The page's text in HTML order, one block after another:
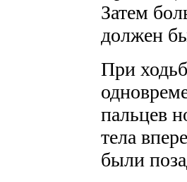
Затем
должен
При
пальцев
тела
были